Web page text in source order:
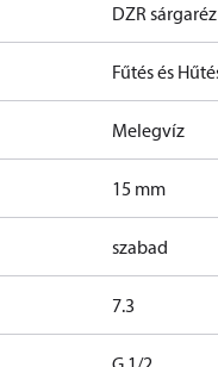
DZR
Fűtés és
Melegvíz
15 mm
szabad
7.3